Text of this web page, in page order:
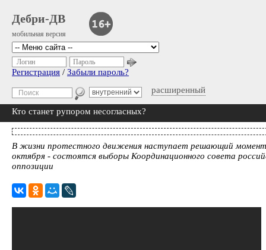
Дебри-ДВ
мобильная версия
расширенный
Логин Пароль
Регистрация / Забыли пароль?
Кто станет рупором несогласных?
В жизни протестного движения наступает решающий
октября - состоятся выборы Координационного совета
оппозиции